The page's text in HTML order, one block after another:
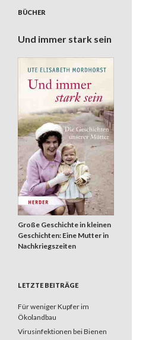
BÜCHER
Und immer stark sein
Große Geschichte in kleinen
Geschichten: Eine Mutter in
Nachkriegszeiten
LETZTE BEITRÄGE
Für weniger Kupfer im
Ökolandbau
Virusinfektionen bei Bienen